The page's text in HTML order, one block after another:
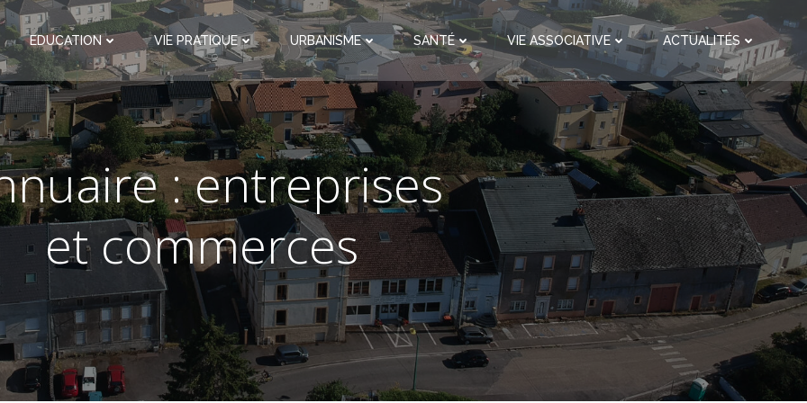
EDUCATION VIE PRATIQUE URBANISME SANTÉ VIE ASSOCIATIVE ACTUALITÉS
: entreprises
et commerces